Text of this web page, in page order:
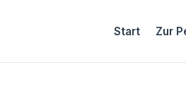
Start Zur